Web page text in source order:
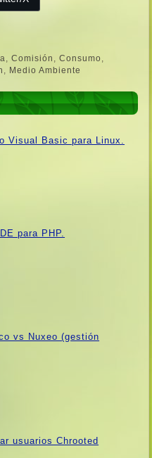
,Comisión ,Consumo,
, Medio Ambiente
Visual Basic para Linux.
para PHP.
vs Nuxeo (gestión
usuarios Chrooted